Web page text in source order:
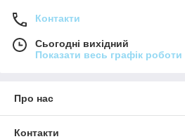
Контакти
Сьогодні вихідний
Показати весь графік роботи
Про нас
Контакти